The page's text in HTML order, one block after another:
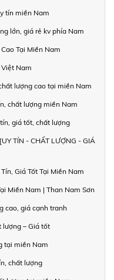
tín miền Nam
lớn, giá rẻ kv phía Nam
Tại Miền Nam
Nam
lượng cao tại miền Nam
chất lượng miền Nam
giá tốt, chất lượng
TÍN - CHẤT LƯỢNG - GIÁ
Giá Tốt Tại Miền Nam
Miền Nam | Than Nam Sơn
cao, giá cạnh tranh
lượng – Giá tốt
tại miền Nam
chất lượng